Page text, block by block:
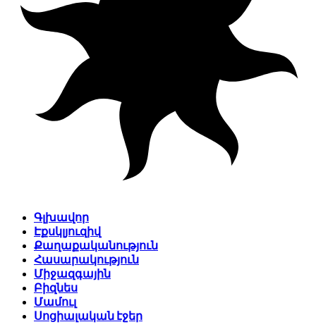
Գլխավոր
Էքսկլյուզիվ
Քաղաքականություն
Հասարակություն
Միջազգային
Բիզնես
Մամուլ
Սոցիալական էջեր